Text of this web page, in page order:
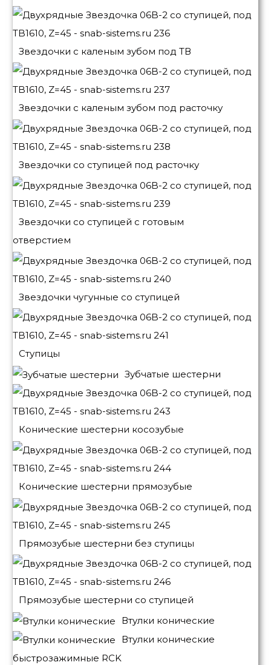
Звездочки с каленым зубом под ТВ
Звездочки с каленым зубом под расточку
Звездочки со ступицей под расточку
Звездочки со ступицей с готовым
отверстием
Звездочки чугунные со ступицей
Ступицы
Зубчатые шестерни
Конические шестерни косозубые
Конические шестерни прямозубые
Прямозубые шестерни без ступицы
Прямозубые шестерни со ступицей
Втулки конические
Втулки конические
быстрозажимные RCK